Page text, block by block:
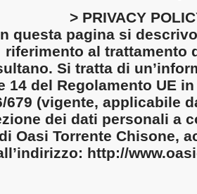
> PRIVACY
questa pagina si
riferimento al trattamento
Si tratta di
14 del Regolamento UE
679 (vigente, applicabile
dei dati personali a
Oasi Torrente Chisone,
http://